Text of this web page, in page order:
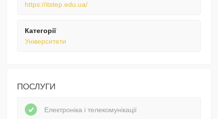
https://itstep.edu.ua/
Категорії
Університети
ПОСЛУГИ
Електроніка і телекомунікації